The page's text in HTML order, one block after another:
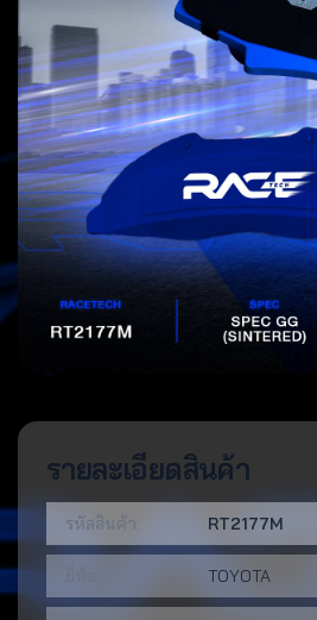
รายละเอียดสินค้า
รหัสสินค้า: RT2177M
TOYOTA